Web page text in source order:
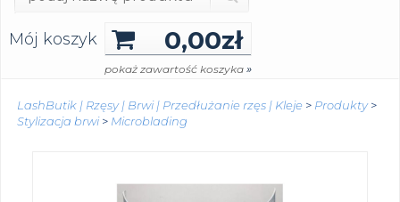
Mój koszyk 0,00zł
pokaż zawartość koszyka »
LashButik | Rzęsy | Brwi | Przedłużanie rzęs | Kleje > Produkty>
Stylizacja brwi> Microblading